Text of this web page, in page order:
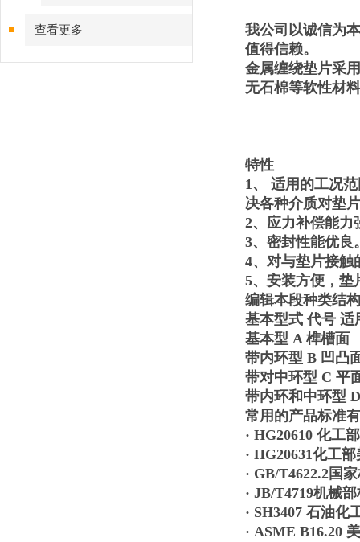
查看更多
我公司以诚信为
值得信赖。
金属缠绕垫片采
无石棉等软性材
特性
1、 适用的工况
决各种介质对垫
2、应力补偿能力
3、密封性能优良
4、对与垫片接触
5、安装方便，垫
编辑本段种类结
基本型式 代号 适
基本型 A 榫槽面
带内环型 B 凹凸
带对中环型 C 平
带内环和中环型
常用的产品标准
· HG20610 化工
· HG20631化工
· GB/T4622.2国
· JB/T4719机械
· SH3407 石油化
· ASME B16.20